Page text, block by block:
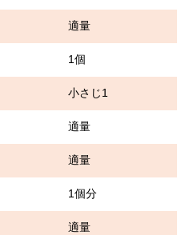
適量
） 小さじ1
適量
量
個分
量